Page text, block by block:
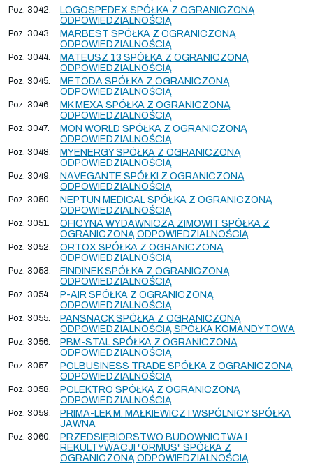
Poz. 3042.
LOGOSPEDEX SPÓŁKA Z OGRANICZONĄ
ODPOWIEDZIALNOŚCIĄ
Poz. 3043.
MARBEST SPÓŁKA Z OGRANICZONĄ
ODPOWIEDZIALNOŚCIĄ
Poz. 3044.
MATEUSZ 13 SPÓŁKA Z OGRANICZONĄ
ODPOWIEDZIALNOŚCIĄ
Poz. 3045.
METODA SPÓŁKA Z OGRANICZONĄ
ODPOWIEDZIALNOŚCIĄ
Poz. 3046.
MK MEXA SPÓŁKA Z OGRANICZONĄ
ODPOWIEDZIALNOŚCIĄ
Poz. 3047.
MON WORLD SPÓŁKA Z OGRANICZONĄ
ODPOWIEDZIALNOŚCIĄ
Poz. 3048.
MYENERGY SPÓŁKA Z OGRANICZONĄ
ODPOWIEDZIALNOŚCIĄ
Poz. 3049.
NAVEGANTE SPÓŁKI Z OGRANICZONĄ
ODPOWIEDZIALNOŚCIĄ
Poz. 3050.
NEPTUN MEDICAL SPÓŁKA Z OGRANICZONĄ
ODPOWIEDZIALNOŚCIĄ
Poz. 3051.
OFICYNA WYDAWNICZA ZIMOWIT SPÓŁKA Z
OGRANICZONĄ ODPOWIEDZIALNOŚCIĄ
Poz. 3052.
ORTOX SPÓŁKA Z OGRANICZONĄ
ODPOWIEDZIALNOŚCIĄ
Poz. 3053.
FINDINEK SPÓŁKA Z OGRANICZONĄ
ODPOWIEDZIALNOŚCIĄ
Poz. 3054.
P-AIR SPÓŁKA Z OGRANICZONĄ
ODPOWIEDZIALNOŚCIĄ
Poz. 3055.
PANSNACK SPÓŁKA Z OGRANICZONĄ
ODPOWIEDZIALNOŚCIĄ SPÓŁKA KOMANDYTOWA
Poz. 3056.
PBM-STAL SPÓŁKA Z OGRANICZONĄ
ODPOWIEDZIALNOŚCIĄ
Poz. 3057.
POLBUSINESS TRADE SPÓŁKA Z OGRANICZONĄ
ODPOWIEDZIALNOŚCIĄ
Poz. 3058.
POLEKTRO SPÓŁKA Z OGRANICZONĄ
ODPOWIEDZIALNOŚCIĄ
Poz. 3059.
PRIMA-LEK M. MAŁKIEWICZ I WSPÓLNICY SPÓŁKA
JAWNA
Poz. 3060.
PRZEDSIĘBIORSTWO BUDOWNICTWA I
REKULTYWACJI "ORMUS" SPÓŁKA Z
OGRANICZONĄ ODPOWIEDZIALNOŚCIĄ